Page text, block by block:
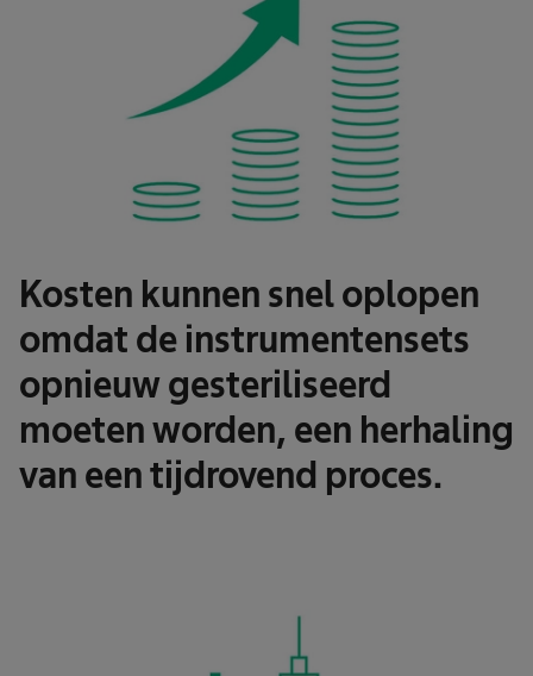
Kosten kunnen snel oplopen
omdat de instrumentensets
opnieuw gesteriliseerd
moeten worden, een herhaling
van een tijdrovend proces.